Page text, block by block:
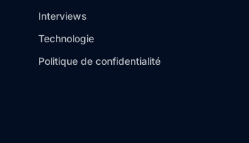
Interviews
Technologie
Politique de confidentialité